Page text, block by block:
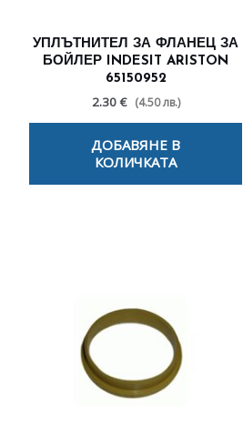
УПЛЪТНИТЕЛ ЗА ФЛАНЕЦ ЗА
БОЙЛЕР INDESIT ARISTON
65150952
2.30 € (4.50 лв.)
ДОБАВЯНЕ В
КОЛИЧКАТА